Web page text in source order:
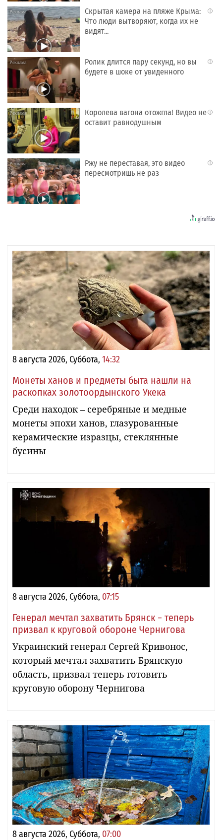
i
Скрытая камера на пляже Крыма:
Что люди вытворяют, когда их не
видят...
i
Ролик длится пару секунд, но вы
будете в шоке от увиденного
i
Королева вагона отожгла! Видео не
оставит равнодушным
i
Ржу не переставая, это видео
пересмотришь не раз
8 августа 2026, Суббота, 14:32
Монеты ханов и предметы быта нашли на
раскопках золотоордынского Укека
Среди находок – серебряные и медные
монеты эпохи ханов, глазурованные
керамические изразцы, стеклянные
бусины
8 августа 2026, Суббота, 07:15
Генерал мечтал захватить Брянск − теперь
призвал к круговой обороне Чернигова
Украинский генерал Сергей Кривонос,
который мечтал захватить Брянскую
область, призвал теперь готовить
круговую оборону Чернигова
8 августа 2026, Суббота, 07:00